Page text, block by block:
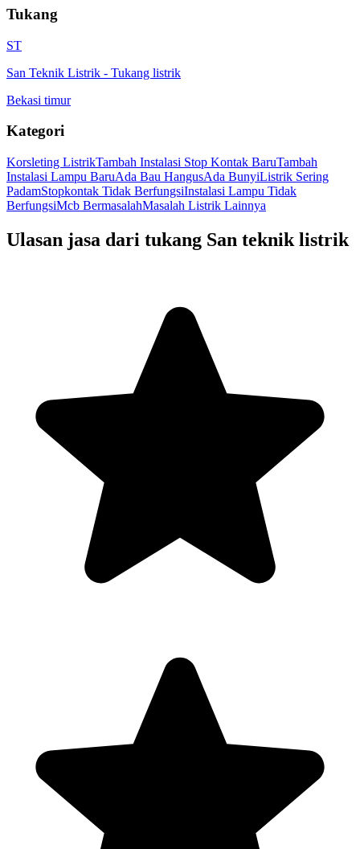
Tukang
ST
San Teknik Listrik - Tukang listrik
Bekasi timur
Kategori
Korsleting ListrikTambah Instalasi Stop Kontak BaruTambah
Instalasi Lampu BaruAda Bau HangusAda BunyiListrik Sering
PadamStopkontak Tidak BerfungsiInstalasi Lampu Tidak
BerfungsiMcb BermasalahMasalah Listrik Lainnya
Ulasan jasa dari tukang San teknik listrik